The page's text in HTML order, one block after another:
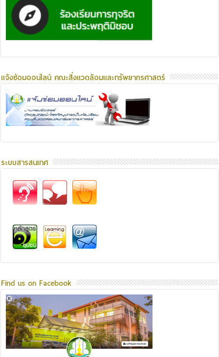
แจ้งซ่อมออนไลน์ คณะสิ่งแวดล้อมและทรัพยากรศาสตร์
ระบบสารสนเทศ
Find us on Facebook